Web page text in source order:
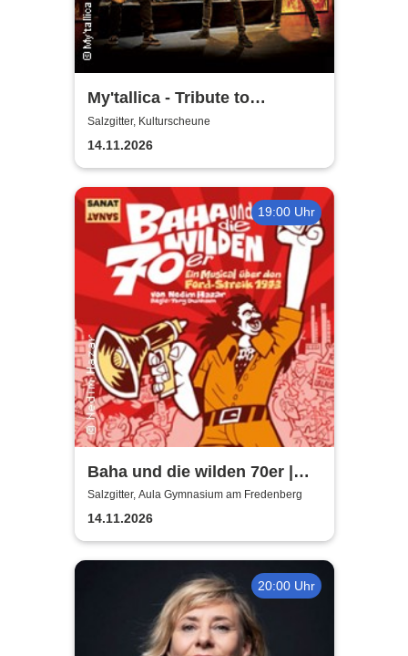
My'tallica - Tribute to
Metallica
Salzgitter, Kulturscheune
14.11.2026
19:00 Uhr
Baha und die wilden 70er |
Aula Gymnasium am
Fredenberg
Salzgitter, Aula Gymnasium am Fredenberg
14.11.2026
20:00 Uhr